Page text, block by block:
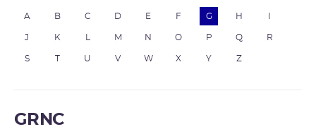
A B C D E F G H
J K M N O P Q R
S U V W X Y Z
GRNC